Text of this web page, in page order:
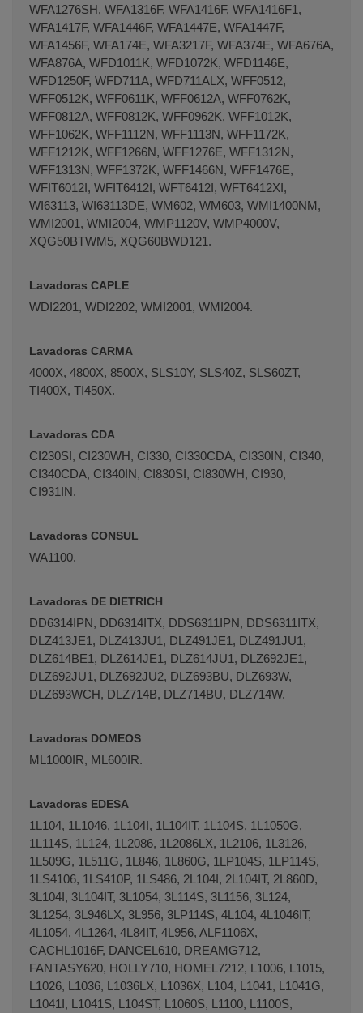
WFA1276SH, WFA1316F, WFA1416F, WFA1416F1,
WFA1417F, WFA1446F, WFA1447E, WFA1447F,
WFA1456F, WFA174E, WFA3217F, WFA374E, WFA676A,
WFA876A, WFD1011K, WFD1072K, WFD1146E,
WFD1250F, WFD711A, WFD711ALX, WFF0512,
WFF0512K, WFF0611K, WFF0612A, WFF0762K,
WFF0812A, WFF0812K, WFF0962K, WFF1012K,
WFF1062K, WFF1112N, WFF1113N, WFF1172K,
WFF1212K, WFF1266N, WFF1276E, WFF1312N,
WFF1313N, WFF1372K, WFF1466N, WFF1476E,
WFIT6012I, WFIT6412I, WFT6412I, WFT6412XI,
WI63113, WI63113DE, WM602, WM603, WMI1400NM,
WMI2001, WMI2004, WMP1120V, WMP4000V,
XQG50BTWM5, XQG60BWD121.
Lavadoras CAPLE
WDI2201, WDI2202, WMI2001, WMI2004.
Lavadoras CARMA
4000X, 4800X, 8500X, SLS10Y, SLS40Z, SLS60ZT,
TI400X, TI450X.
Lavadoras CDA
CI230SI, CI230WH, CI330, CI330CDA, CI330IN, CI340,
CI340CDA, CI340IN, CI830SI, CI830WH, CI930,
CI931IN.
Lavadoras CONSUL
WA1100.
Lavadoras DE DIETRICH
DD6314IPN, DD6314ITX, DDS6311IPN, DDS6311ITX,
DLZ413JE1, DLZ413JU1, DLZ491JE1, DLZ491JU1,
DLZ614BE1, DLZ614JE1, DLZ614JU1, DLZ692JE1,
DLZ692JU1, DLZ692JU2, DLZ693BU, DLZ693W,
DLZ693WCH, DLZ714B, DLZ714BU, DLZ714W.
Lavadoras DOMEOS
ML1000IR, ML600IR.
Lavadoras EDESA
1L104, 1L1046, 1L104I, 1L104IT, 1L104S, 1L1050G,
1L114S, 1L124, 1L2086, 1L2086LX, 1L2106, 1L3126,
1L509G, 1L511G, 1L846, 1L860G, 1LP104S, 1LP114S,
1LS4106, 1LS410P, 1LS486, 2L104I, 2L104IT, 2L860D,
3L104I, 3L104IT, 3L1054, 3L114S, 3L1156, 3L124,
3L1254, 3L946LX, 3L956, 3LP114S, 4L104, 4L1046IT,
4L1054, 4L1264, 4L84IT, 4L956, ALF1106X,
CACHL1016F, DANCEL610, DREAMG712,
FANTASY620, HOLLY710, HOMEL7212, L1006, L1015,
L1026, L1036, L1036LX, L1036X, L104, L1041, L1041G,
L1041I, L1041S, L104ST, L1060S, L1100, L1100S,